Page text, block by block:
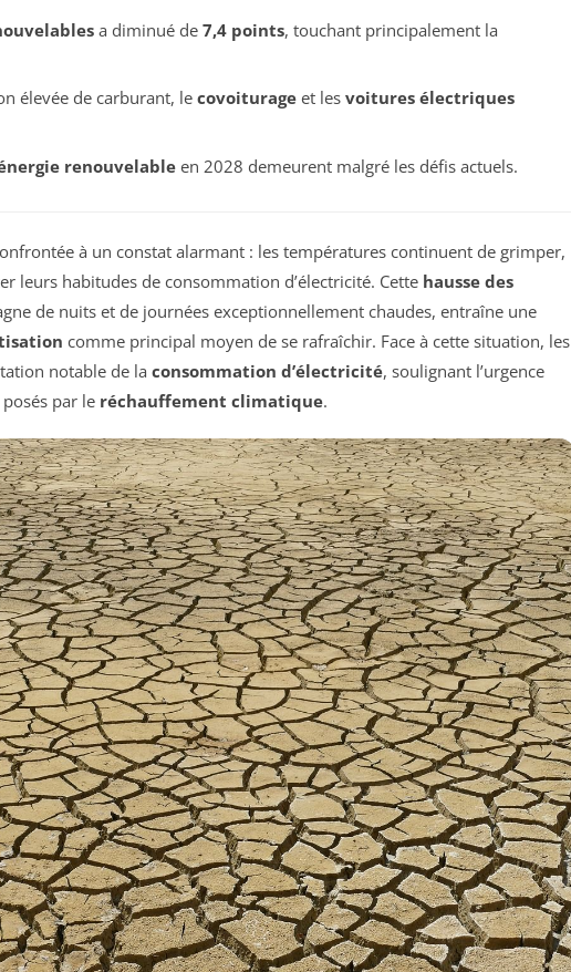
a diminué de 7,4 points, touchant principalement la
élevée de carburant, le covoiturageet les voitures électriques
renouvelableen 2028 demeurent malgré les défis actuels.
à un constat alarmant : les températures continuent de grimper,
leurs habitudes de consommation d’électricité. Cette hausse des
de nuits et de journées exceptionnellement chaudes, entraîne une
comme principal moyen de se rafraîchir. Face à cette situation, les
notable de la consommation d’électricité, soulignant l’urgence
par le réchauffement climatique.